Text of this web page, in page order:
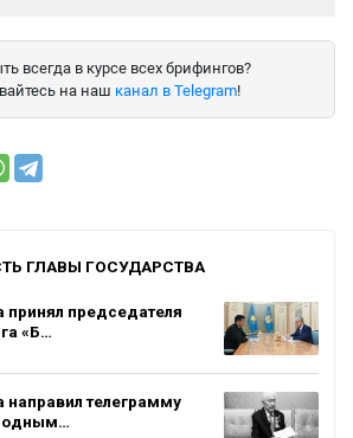
всегда в курсе всех брифингов?
на наш канал в Telegram!
ГЛАВЫ ГОСУДАРСТВА
принял председателя
«Б…
направил телеграмму